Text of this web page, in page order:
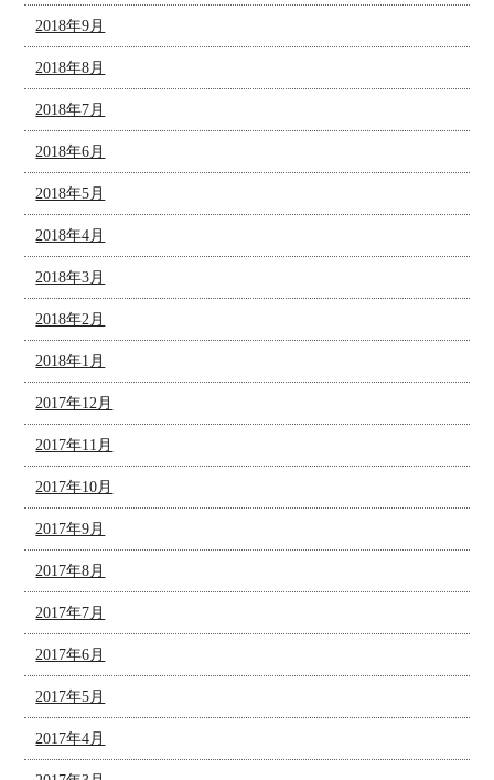
2018年9月
2018年8月
2018年7月
2018年6月
2018年5月
2018年4月
2018年3月
2018年2月
2018年1月
2017年12月
2017年11月
2017年10月
2017年9月
2017年8月
2017年7月
2017年6月
2017年5月
2017年4月